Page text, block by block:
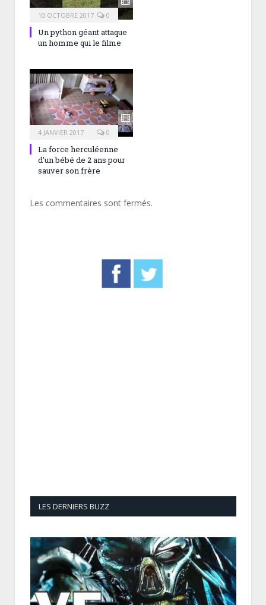
10 OCTOBRE 2017 0
Un python géant attaque
un homme qui le filme
4 JANVIER 2017 0
La force herculéenne
d’un bébé de 2 ans pour
sauver son frère
Les commentaires sont fermés.
LES DERNIERS BUZZ